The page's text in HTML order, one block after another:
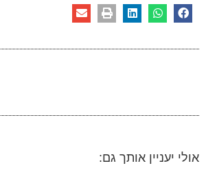
אולי יעניין אותך גם: